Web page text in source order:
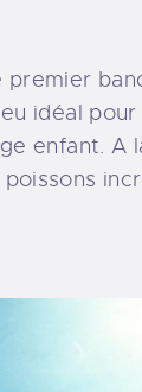
idéal
enfant. A